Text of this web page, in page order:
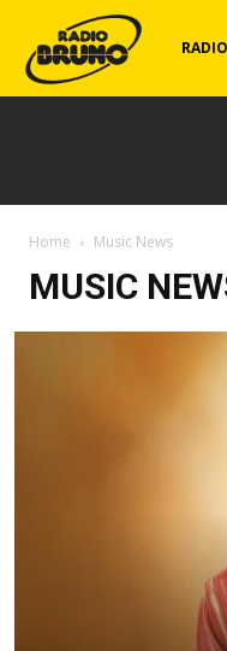
Radio
RADIO
Home Music News
MUSIC